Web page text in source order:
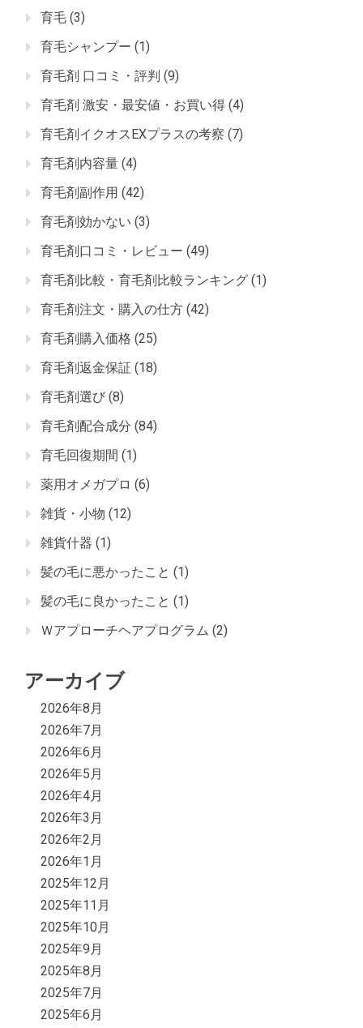
育毛 (3)
育毛シャンプー (1)
育毛剤 口コミ・評判 (9)
育毛剤 激安・最安値・お買い得 (4)
育毛剤イクオスEXプラスの考察 (7)
育毛剤内容量 (4)
育毛剤副作用 (42)
育毛剤効かない (3)
育毛剤口コミ・レビュー (49)
育毛剤比較・育毛剤比較ランキング (1)
育毛剤注文・購入の仕方 (42)
育毛剤購入価格 (25)
育毛剤返金保証 (18)
育毛剤選び (8)
育毛剤配合成分 (84)
育毛回復期間 (1)
薬用オメガプロ (6)
雑貨・小物 (12)
雑貨什器 (1)
髪の毛に悪かったこと (1)
髪の毛に良かったこと (1)
Ｗアプローチヘアプログラム (2)
アーカイブ
2026年8月
2026年7月
2026年6月
2026年5月
2026年4月
2026年3月
2026年2月
2026年1月
2025年12月
2025年11月
2025年10月
2025年9月
2025年8月
2025年7月
2025年6月